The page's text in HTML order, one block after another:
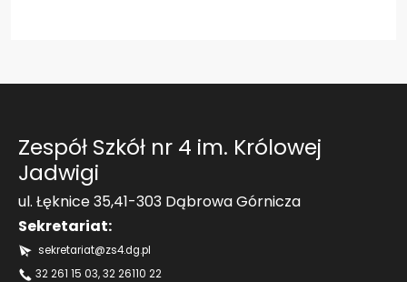
Zespół Szkół nr 4 im. Królowej
Jadwigi
ul. Łęknice 35,41-303 Dąbrowa Górnicza
Sekretariat:
sekretariat@zs4.dg.pl
32 261 15 03, 32 26110 22